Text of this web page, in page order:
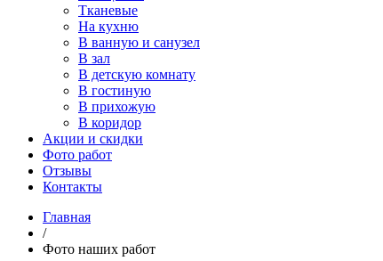
Тканевые
На кухню
В ванную и санузел
В зал
В детскую комнату
В гостиную
В прихожую
В коридор
Акции и скидки
Фото работ
Отзывы
Контакты
Главная
/
Фото наших работ